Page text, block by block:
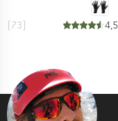
(73) 4,5